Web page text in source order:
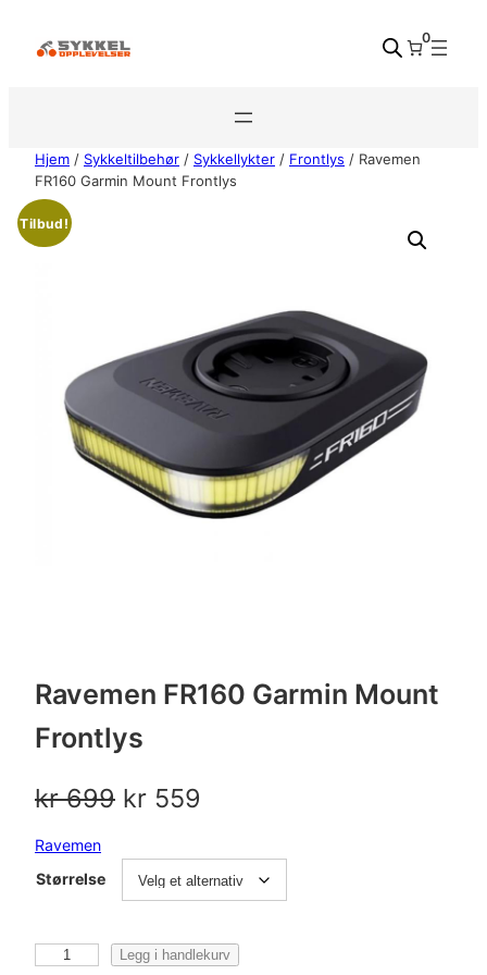
0
Hjem / Sykkeltilbehør / Sykkellykter / Frontlys / Ravemen
FR160 Garmin Mount Frontlys
Tilbud!
Ravemen FR160 Garmin Mount
Frontlys
kr699 O
i
kr 559
v
r
Ravemen
Størrelse
Legg i handlekurv